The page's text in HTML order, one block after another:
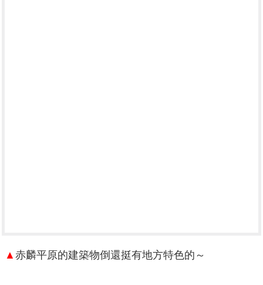
▲ 赤麟平原的建築物倒還挺有地方特色的～